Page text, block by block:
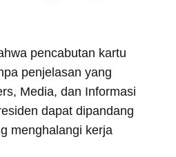
pencabutan kartu
penjelasan yang
Media, dan Informasi
dapat dipandang
menghalangi kerja